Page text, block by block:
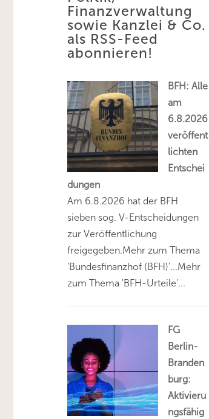
Finanzverwaltung
sowie Kanzlei & Co.
als RSS-Feed
abonnieren!
BFH: Alle
am
6.8.2026
veröffent
lichten
Entschei
dungen
Am 6.8.2026 hat der BFH
sieben sog. V-Entscheidungen
zur Veröffentlichung
freigegeben.Mehr zum Thema
'Bundesfinanzhof (BFH)'...Mehr
zum Thema 'BFH-Urteile'...
FG
Berlin-
Branden
burg:
Aktivieru
ngsfähig